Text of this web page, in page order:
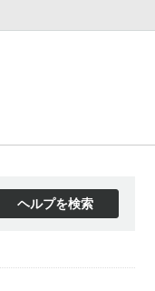
ヘルプを検索